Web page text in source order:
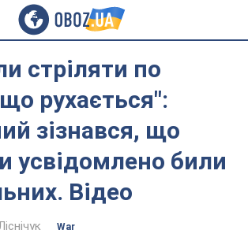
стріляти по
рухається":
зізнався, що
усвідомлено били
Відео
War